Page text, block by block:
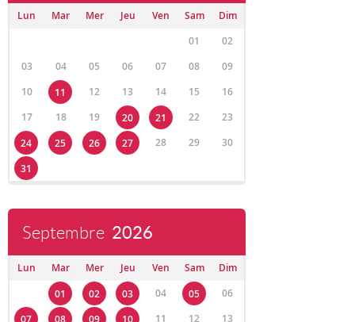
Lun Mar Mer Jeu Ven Sam
Dim
01
02
03
04 05 06 07 08
09
10
11 12 13 14 15
16
17
18 19 20 21 22
23
24
25 26 27 28 29
30
31
Septembre 2026
Lun Mar Mer Jeu Ven Sam
Dim
01
02 03 04 05
06
07
08 09 10 11 12
13